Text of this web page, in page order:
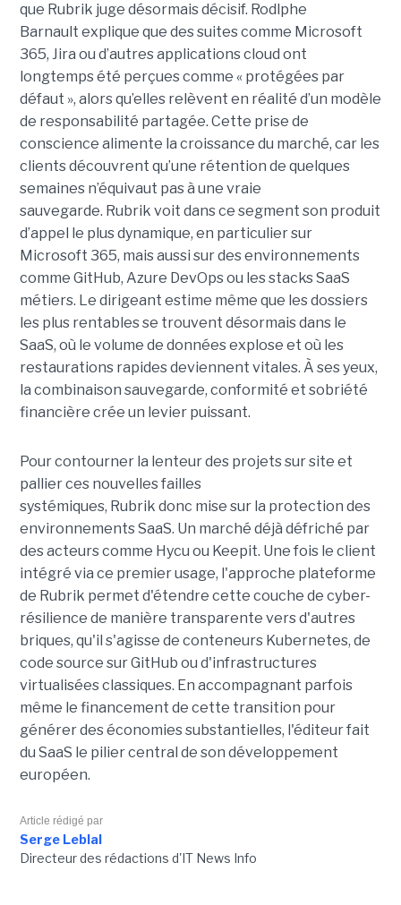
que Rubrik juge désormais décisif. Rodlphe
Barnault explique que des suites comme Microsoft
365, Jira ou d’autres applications cloud ont
longtemps été perçues comme « protégées par
défaut », alors qu’elles relèvent en réalité d’un modèle
de responsabilité partagée. Cette prise de
conscience alimente la croissance du marché, car les
clients découvrent qu’une rétention de quelques
semaines n’équivaut pas à une vraie
sauvegarde. Rubrik voit dans ce segment son produit
d’appel le plus dynamique, en particulier sur
Microsoft 365, mais aussi sur des environnements
comme GitHub, Azure DevOps ou les stacks SaaS
métiers. Le dirigeant estime même que les dossiers
les plus rentables se trouvent désormais dans le
SaaS, où le volume de données explose et où les
restaurations rapides deviennent vitales. À ses yeux,
la combinaison sauvegarde, conformité et sobriété
financière crée un levier puissant.
Pour contourner la lenteur des projets sur site et
pallier ces nouvelles failles
systémiques, Rubrik donc mise sur la protection des
environnements SaaS. Un marché déjà défriché par
des acteurs comme Hycu ou Keepit. Une fois le client
intégré via ce premier usage, l'approche plateforme
de Rubrik permet d'étendre cette couche de cyber-
résilience de manière transparente vers d'autres
briques, qu'il s'agisse de conteneurs Kubernetes, de
code source sur GitHub ou d'infrastructures
virtualisées classiques. En accompagnant parfois
même le financement de cette transition pour
générer des économies substantielles, l'éditeur fait
du SaaS le pilier central de son développement
européen.
Article rédigé par
Serge Leblal
Directeur des rédactions d'IT News Info